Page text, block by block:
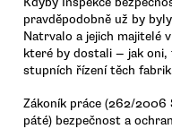
pravděpodobně už by
Natrvalo a jejich majitelé
které by dostali — jak oni,
stupních řízení těch
Zákoník práce (262/2006
páté) bezpečnost a